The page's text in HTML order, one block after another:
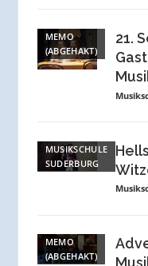
MEMO
(ABGEHAKT)
21.
MUSIKSCHULE
SUDERBURG
MEMO
(ABGEHAKT)